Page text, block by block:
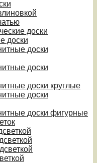
доски
доски
доски
доски
доски круглые
доски
доски фигурные